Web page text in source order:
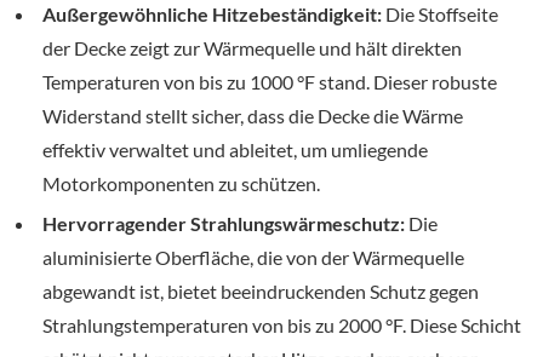
Außergewöhnliche Hitzebeständigkeit: Die Stoffseite
der Decke zeigt zur Wärmequelle und hält direkten
Temperaturen von bis zu 1000 °F stand. Dieser robuste
Widerstand stellt sicher, dass die Decke die Wärme
effektiv verwaltet und ableitet, um umliegende
Motorkomponenten zu schützen.
Hervorragender Strahlungswärmeschutz: Die
aluminisierte Oberfläche, die von der Wärmequelle
abgewandt ist, bietet beeindruckenden Schutz gegen
Strahlungstemperaturen von bis zu 2000 °F. Diese Schicht